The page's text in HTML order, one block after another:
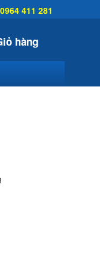
0964 411 281
hàng